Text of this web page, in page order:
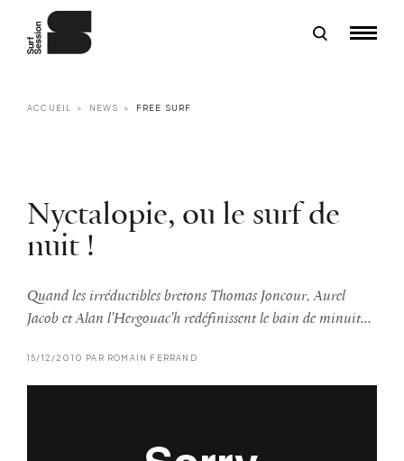
ACCUEIL NEWS FREE SURF
Nyctalopie, ou le surf de
nuit !
Quand les irréductibles bretons Thomas Joncour, Aurel
Jacob et Alan l'Hergouac'h redéfinissent le bain de minuit...
15/12/2010 PAR ROMAIN FERRAND